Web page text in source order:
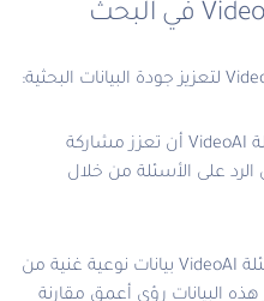
يمكن لأسئلة VideoAI أن تعزز مشاركة
على الأسئلة من خلال
يمكن أن تنتج أسئلة VideoAI بيانات نوعية غنية من
البيانات رؤى أعمق مقارنة